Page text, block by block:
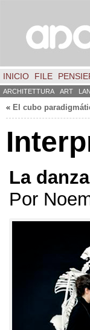
INICIO FILE
ARCHITETTURA ART
« El cubo
La
Por